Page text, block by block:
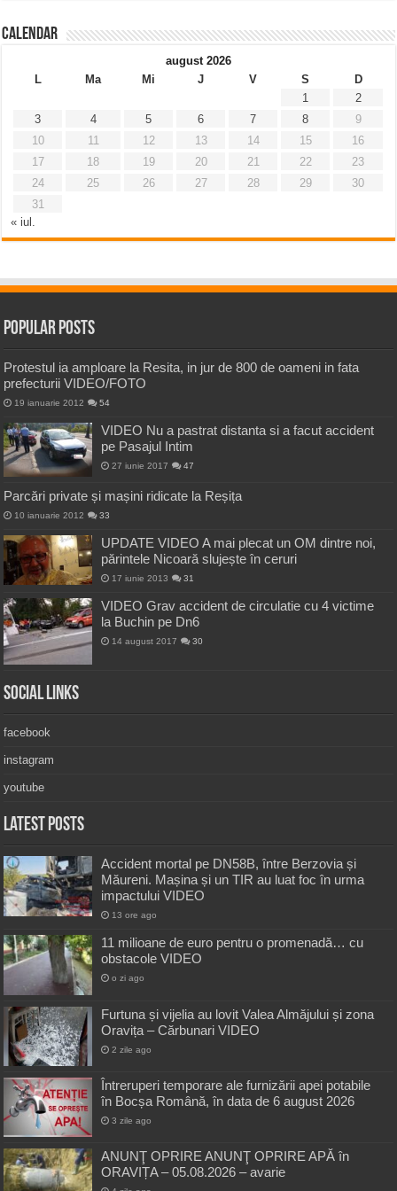
Calendar
august 2026
L
Ma Mi J V S
D
1
2
3
4 5 6 7 8
9
10
11 12 13 14 15
16
17
18 19 20 21 22
23
24
25 26 27 28 29
30
31
« iul.
Popular Posts
Protestul ia amploare la Resita, in jur de 800 de oameni in fata
prefecturii VIDEO/FOTO
19 ianuarie 2012 54
VIDEO Nu a pastrat distanta si a facut accident
pe Pasajul Intim
27 iunie 2017 47
Parcări private și mașini ridicate la Reșița
10 ianuarie 2012 33
UPDATE VIDEO A mai plecat un OM dintre noi,
părintele Nicoară slujește în ceruri
17 iunie 2013 31
VIDEO Grav accident de circulatie cu 4 victime
la Buchin pe Dn6
14 august 2017 30
Social Links
facebook
instagram
youtube
Latest Posts
Accident mortal pe DN58B, între Berzovia și
Măureni. Mașina și un TIR au luat foc în urma
impactului VIDEO
13 ore ago
11 milioane de euro pentru o promenadă… cu
obstacole VIDEO
o zi ago
Furtuna și vijelia au lovit Valea Almăjului și zona
Oravița – Cărbunari VIDEO
2 zile ago
Întreruperi temporare ale furnizării apei potabile
în Bocșa Română, în data de 6 august 2026
3 zile ago
ANUNŢ OPRIRE ANUNŢ OPRIRE APĂ în
ORAVIȚA – 05.08.2026 – avarie